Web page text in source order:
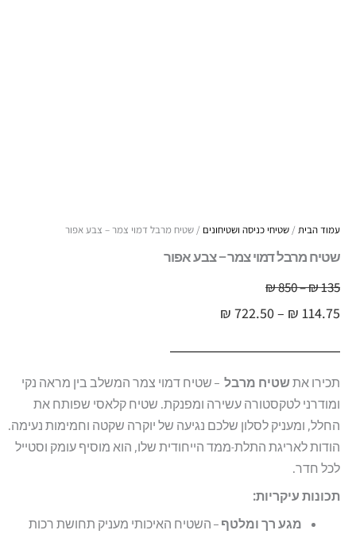
עמוד הבית / שטיחי כניסה ושטיחונים / שטיח מרבל דמוי צמר – צבע אפור
שטיח מרבל דמוי צמר – צבע אפור
₪135
–
₪850 טווח
מחירים:
₪ 114.75
–
₪ 722.50
תכירו אתשטיח מרבל – שטיח דמוי צמר המשלב בין מראה נקי
ומודרני לטקסטורה עשירה ומפנקת. שטיח קלאסי שפותח את
החלל, ומעניק לסלון שלכם נגיעה של יוקרה שקטה וחמימות נעימה.
הודות לאריגת התלת-ממד הייחודית שלו, הוא מוסיף עומק וסטייל
לכל חדר.
תכונות עיקריות:
מגע רך ומלטף – השטיח האיכותי מעניק תחושת רכות